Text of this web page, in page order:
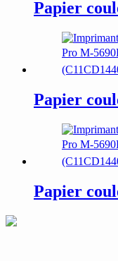
Papier
Papier
Papier